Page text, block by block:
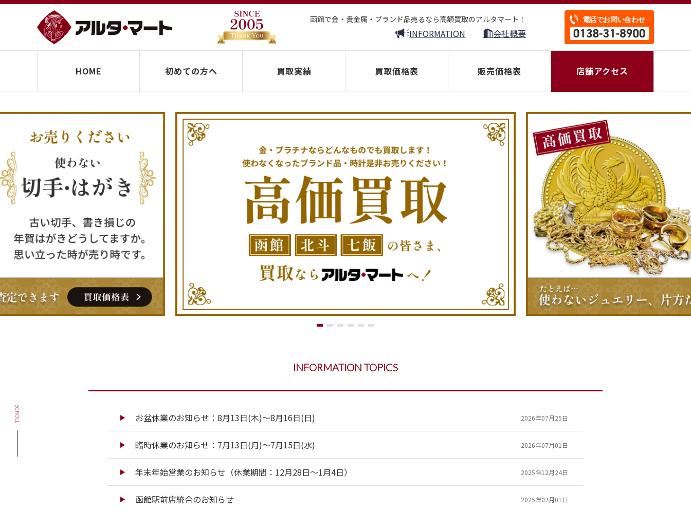
函館で金・貴金属・ブランド品売るなら高額買取のアルタマート！
INFORMATION 会社概要
HOME 初めての方へ 買取実績 買取価格表 販売価格表 店舗アクセス
SCROLL
INFORMATION TOPICS
お盆休業のお知らせ：8月13日(木)～8月16日(日) 2026年07月25日
臨時休業のお知らせ：7月13日(月)～7月15日(水) 2026年07月01日
年末年始営業のお知らせ（休業期間：12月28日～1月4日） 2025年12月24日
函館駅前店統合のお知らせ 2025年02月01日